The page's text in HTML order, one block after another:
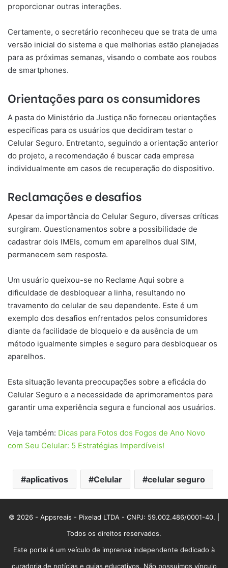
proporcionar outras interações.
Certamente, o secretário reconheceu que se trata de uma
versão inicial do sistema e que melhorias estão planejadas
para as próximas semanas, visando o combate aos roubos
de smartphones.
Orientações para os consumidores
A pasta do Ministério da Justiça não forneceu orientações
específicas para os usuários que decidiram testar o
Celular Seguro. Entretanto, seguindo a orientação anterior
do projeto, a recomendação é buscar cada empresa
individualmente em casos de recuperação do dispositivo.
Reclamações e desafios
Apesar da importância do Celular Seguro, diversas críticas
surgiram. Questionamentos sobre a possibilidade de
cadastrar dois IMEIs, comum em aparelhos dual SIM,
permanecem sem resposta.
Um usuário queixou-se no Reclame Aqui sobre a
dificuldade de desbloquear a linha, resultando no
travamento do celular de seu dependente. Este é um
exemplo dos desafios enfrentados pelos consumidores
diante da facilidade de bloqueio e da ausência de um
método igualmente simples e seguro para desbloquear os
aparelhos.
Esta situação levanta preocupações sobre a eficácia do
Celular Seguro e a necessidade de aprimoramentos para
garantir uma experiência segura e funcional aos usuários.
Veja também: Dicas para Fotos dos Fogos de Ano Novo
com Seu Celular: 5 Estratégias Imperdíveis!
aplicativos Celular celular seguro
© 2026 - Appsreais - Pixelad LTDA - CNPJ: 59.002.486/0001-40. |
Todos os direitos reservados.
Este portal é um veículo de imprensa independente dedicado à
curadoria de notícias e guias educativos. Não possuímos vínculo